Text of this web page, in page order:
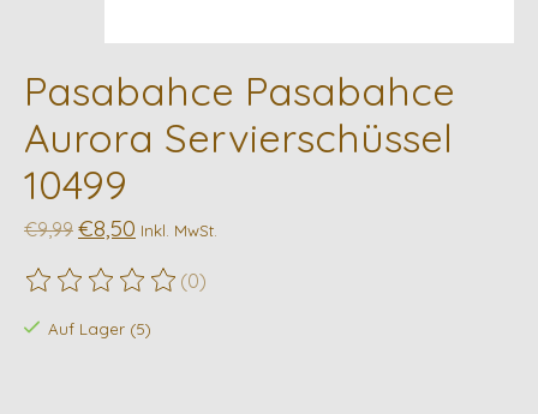
Pasabahce Pasabahce
Aurora Servierschüssel
10499
€9,99 €8,50 Inkl. MwSt.
Die Bewertung dieses Produkts ist
(0)
Auf Lager (5)